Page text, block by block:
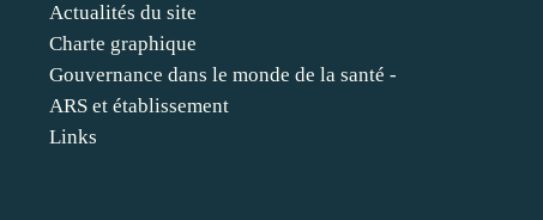
Actualités du site
Charte graphique
Gouvernance dans le monde de la santé -
ARS et établissement
Links